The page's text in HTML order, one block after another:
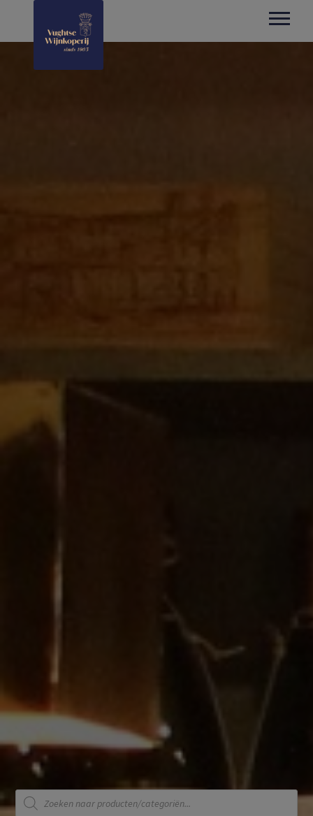
Producten
zoeken